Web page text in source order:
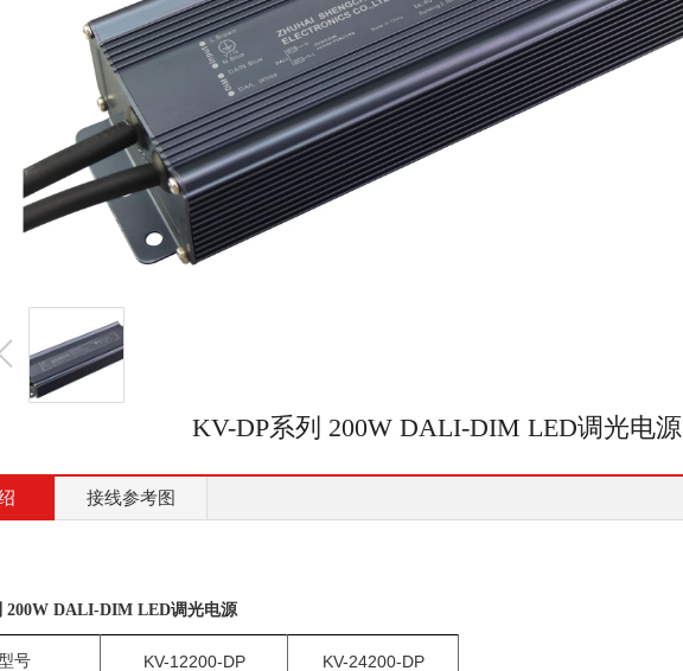
KV-DP系列 200W DALI-DIM LED调光电源
接线参考图
200W DALI-DIM LED调光电源
号 KV-12200-DP KV-24200-DP